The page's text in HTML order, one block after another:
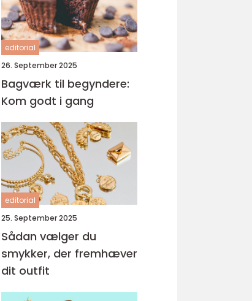
editorial
26. September 2025
Bagværk til begyndere:
Kom godt i gang
editorial
25. September 2025
Sådan vælger du
smykker, der fremhæver
dit outfit